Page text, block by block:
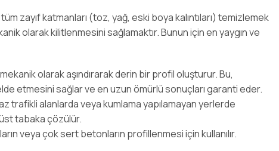
zayıf katmanları (toz, yağ, eski boya kalıntıları) temizlemek
olarak kilitlenmesini sağlamaktır. Bunun için en yaygın ve
olarak aşındırarak derin bir profil oluşturur. Bu,
etmesini sağlar ve en uzun ömürlü sonuçları garanti eder.
trafikli alanlarda veya kumlama yapılamayan yerlerde
tabaka çözülür.
veya çok sert betonların profillenmesi için kullanılır.